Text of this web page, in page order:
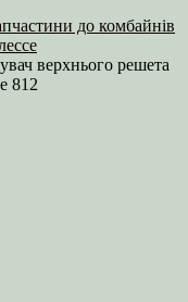
до комбайнів
верхнього решета
812